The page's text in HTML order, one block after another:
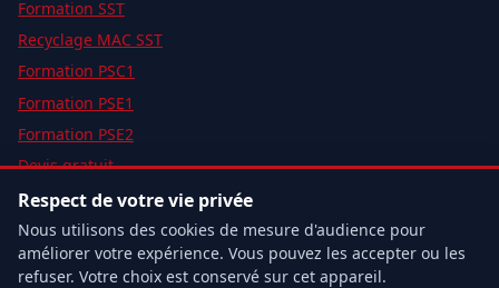
Formation SST
Recyclage MAC SST
Formation PSC1
Formation PSE1
Formation PSE2
Devis gratuit
TARIFS & CONTACT
Prix Formation SST
Respect de votre vie privée
Nous utilisons des cookies de mesure d'audience pour
améliorer votre expérience. Vous pouvez les accepter ou les
refuser. Votre choix est conservé sur cet appareil.